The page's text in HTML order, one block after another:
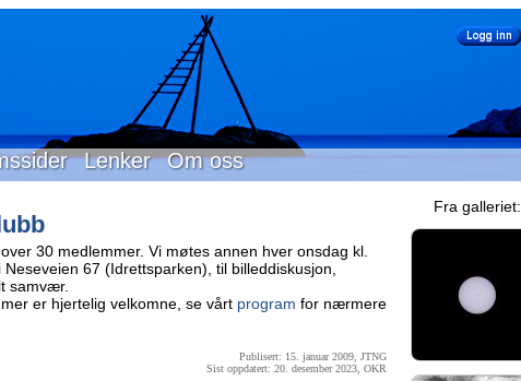
Lenker Om oss
30 medlemmer. Vi møtes annen hver onsdag kl.
67 (Idrettsparken), til billeddiskusjon,
samvær.
er hjertelig velkomne, se vårt program for nærmere
Publisert: 15. januar 2009, JTNG
Sist oppdatert: 20. desember 2023, OKR
Fra galleriet: